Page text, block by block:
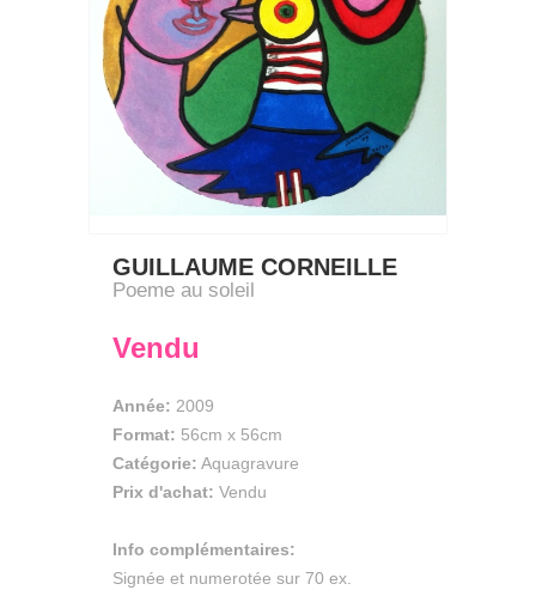
GUILLAUME CORNEILLE
Poeme au soleil
Vendu
Année: 2009
Format: 56cm x 56cm
Catégorie: Aquagravure
Prix d'achat: Vendu
Info complémentaires:
Signée et numerotée sur 70 ex.